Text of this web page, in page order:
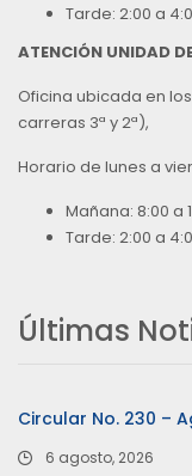
Tarde: 2:00 a
ATENCIÓN UNIDAD
Oficina ubicada en
carreras 3ª y 2ª),
Horario de lunes a
Mañana: 8:00 a
Tarde: 2:00 a
Últimas
Circular No. 230 –
6 agosto, 2026